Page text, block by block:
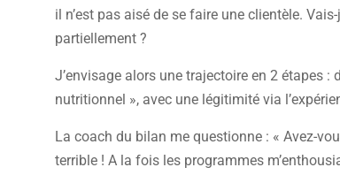
il n’est pas aisé de se faire une clientèle.
partiellement ?
J’envisage alors une trajectoire en 2 étapes
nutritionnel », avec une légitimité via
La coach du bilan me questionne : « Avez-
terrible ! A la fois les programmes